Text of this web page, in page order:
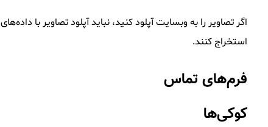
استخراج کنند.
فرم‌های تماس
کوکی‌ها